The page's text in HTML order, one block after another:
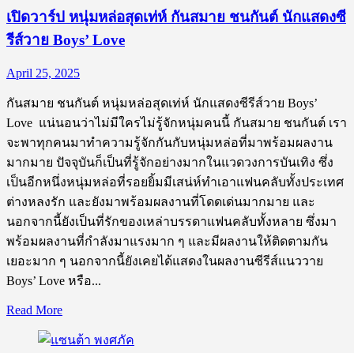
ภู
วิน
วิ
นทร์
หนุ่ม
หล่อ
สุด
ฮอต
มาก
ความ
สามารถ
เปิดวาร์ป หนุ่มหล่อสุดเท่ห์ กันสมาย ชนกันต์ นักแสดงซี
รีส์วาย Boys’ Love
April 25, 2025
กันสมาย ชนกันต์ หนุ่มหล่อสุดเท่ห์ นักแสดงซีรีส์วาย Boys’
Love แน่นอนว่าไม่มีใครไม่รู้จักหนุ่มคนนี้ กันสมาย ชนกันต์ เรา
จะพาทุกคนมาทำความรู้จักกันกับหนุ่มหล่อที่มาพร้อมผลงาน
มากมาย ปัจจุบันก็เป็นที่รู้จักอย่างมากในแวดวงการบันเทิง ซึ่ง
เป็นอีกหนึ่งหนุ่มหล่อที่รอยยิ้มมีเสน่ห์ทำเอาแฟนคลับทั้งประเทศ
ต่างหลงรัก และยังมาพร้อมผลงานที่โดดเด่นมากมาย และ
นอกจากนี้ยังเป็นที่รักของเหล่าบรรดาแฟนคลับทั้งหลาย ซึ่งมา
พร้อมผลงานที่กำลังมาแรงมาก ๆ และมีผลงานให้ติดตามกัน
เยอะมาก ๆ นอกจากนี้ยังเคยได้แสดงในผลงานซีรีส์แนววาย
Boys’ Love หรือ...
Read MoreRead
about